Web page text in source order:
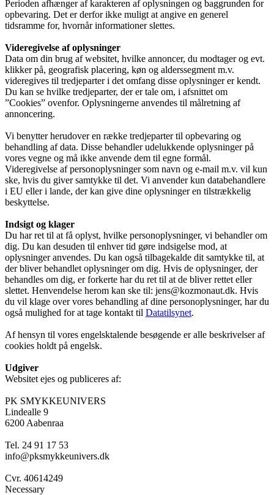
Perioden afhænger af karakteren af oplysningen og baggrunden for
opbevaring. Det er derfor ikke muligt at angive en generel
tidsramme for, hvornår informationer slettes.
Videregivelse af oplysninger
Data om din brug af websitet, hvilke annoncer, du modtager og evt.
klikker på, geografisk placering, køn og alderssegment m.v.
videregives til tredjeparter i det omfang disse oplysninger er kendt.
Du kan se hvilke tredjeparter, der er tale om, i afsnittet om
”Cookies” ovenfor. Oplysningerne anvendes til målretning af
annoncering.
Vi benytter herudover en række tredjeparter til opbevaring og
behandling af data. Disse behandler udelukkende oplysninger på
vores vegne og må ikke anvende dem til egne formål.
Videregivelse af personoplysninger som navn og e-mail m.v. vil kun
ske, hvis du giver samtykke til det. Vi anvender kun databehandlere
i EU eller i lande, der kan give dine oplysninger en tilstrækkelig
beskyttelse.
Indsigt og klager
Du har ret til at få oplyst, hvilke personoplysninger, vi behandler om
dig. Du kan desuden til enhver tid gøre indsigelse mod, at
oplysninger anvendes. Du kan også tilbagekalde dit samtykke til, at
der bliver behandlet oplysninger om dig. Hvis de oplysninger, der
behandles om dig, er forkerte har du ret til at de bliver rettet eller
slettet. Henvendelse herom kan ske til: jens@kozmonaut.dk. Hvis
du vil klage over vores behandling af dine personoplysninger, har du
også mulighed for at tage kontakt til Datatilsynet.
Af hensyn til vores engelsktalende besøgende er alle beskrivelser af
cookies holdt på engelsk.
Udgiver
Websitet ejes og publiceres af:
PK SMYKKEUNIVERS
Lindealle 9
6200 Aabenraa
Tel. 24 91 17 53
info@pksmykkeunivers.dk
Cvr. 40614249
Necessary